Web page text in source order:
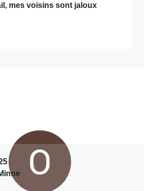
mes voisins sont jaloux